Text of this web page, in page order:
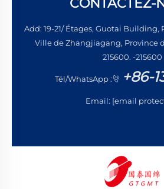
CONTACTEZ-
Add: 19-21/ Étages, Guotai Building,
Ville de Zhangjiagang, Province
215600. -215600
Tél/WhatsApp : +86-
Email: [email